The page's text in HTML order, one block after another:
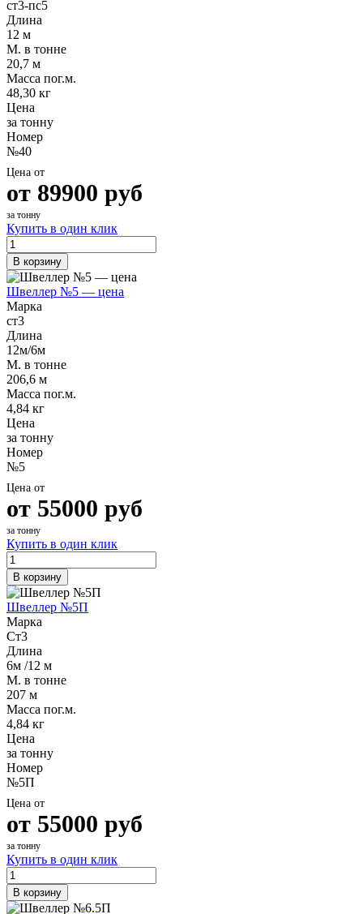
ст3-пс5
Длина
12 м
М. в тонне
20,7 м
Масса пог.м.
48,30 кг
Цена
за тонну
Номер
№40
Цена от
от 89900 руб
за тонну
Купить в один клик
В корзину
Швеллер №5 — цена
Марка
ст3
Длина
12м/6м
М. в тонне
206,6 м
Масса пог.м.
4,84 кг
Цена
за тонну
Номер
№5
Цена от
от 55000 руб
за тонну
Купить в один клик
В корзину
Швеллер №5П
Марка
Ст3
Длина
6м /12 м
М. в тонне
207 м
Масса пог.м.
4,84 кг
Цена
за тонну
Номер
№5П
Цена от
от 55000 руб
за тонну
Купить в один клик
В корзину